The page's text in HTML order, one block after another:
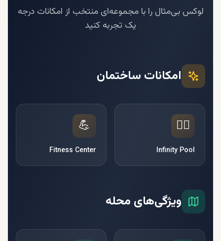
لوکس بی‌مثال را با مجموعه‌ای منتخب از امکانات درجه
یک تجربه کنید
امکانات ساختمان
🏊‍♂️
Infinity Pool
💪
Fitness Center
ویژگی‌های محله